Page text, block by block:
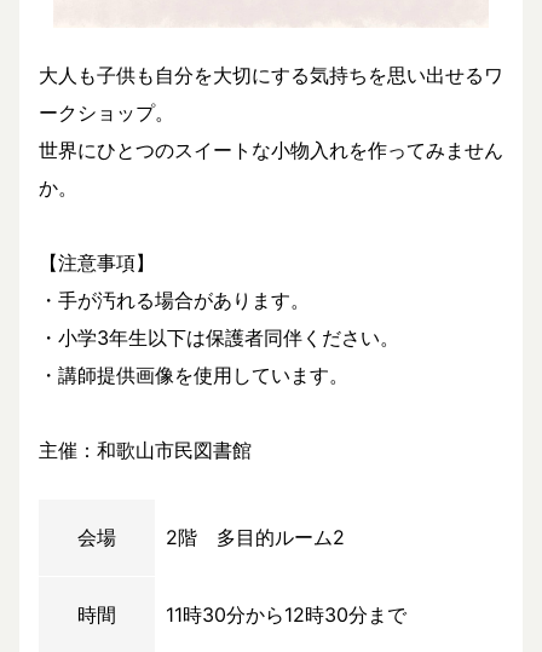
大人も子供も自分を大切にする気持ちを思い出せるワ
ークショップ。
世界にひとつのスイートな小物入れを作ってみません
か。
【注意事項】
・手が汚れる場合があります。
・小学3年生以下は保護者同伴ください。
・講師提供画像を使用しています。
主催：和歌山市民図書館
会場 2階 多目的ルーム2
時間 11時30分から12時30分まで